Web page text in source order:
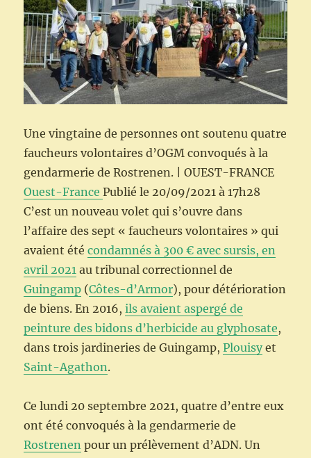
Une vingtaine de personnes ont soutenu quatre
faucheurs volontaires d’OGM convoqués à la
gendarmerie de Rostrenen. | OUEST-FRANCE
Ouest-FrancePublié le 20/09/2021à 17h28
C’est un nouveau volet qui s’ouvre dans
l’affaire des sept « faucheurs volontaires » qui
avaient étécondamnés à 300 € avec sursis, en
avril 2021 au tribunal correctionnel de
Guingamp (Côtes-d’Armor), pour détérioration
de biens. En 2016,ils avaient aspergé de
peinture des bidons d’herbicide au glyphosate,
dans trois jardineries de Guingamp,Plouisyet
Saint-Agathon.
Ce lundi 20 septembre 2021, quatre d’entre eux
ont été convoqués à la gendarmerie de
Rostrenen pour un prélèvement d’ADN. Un